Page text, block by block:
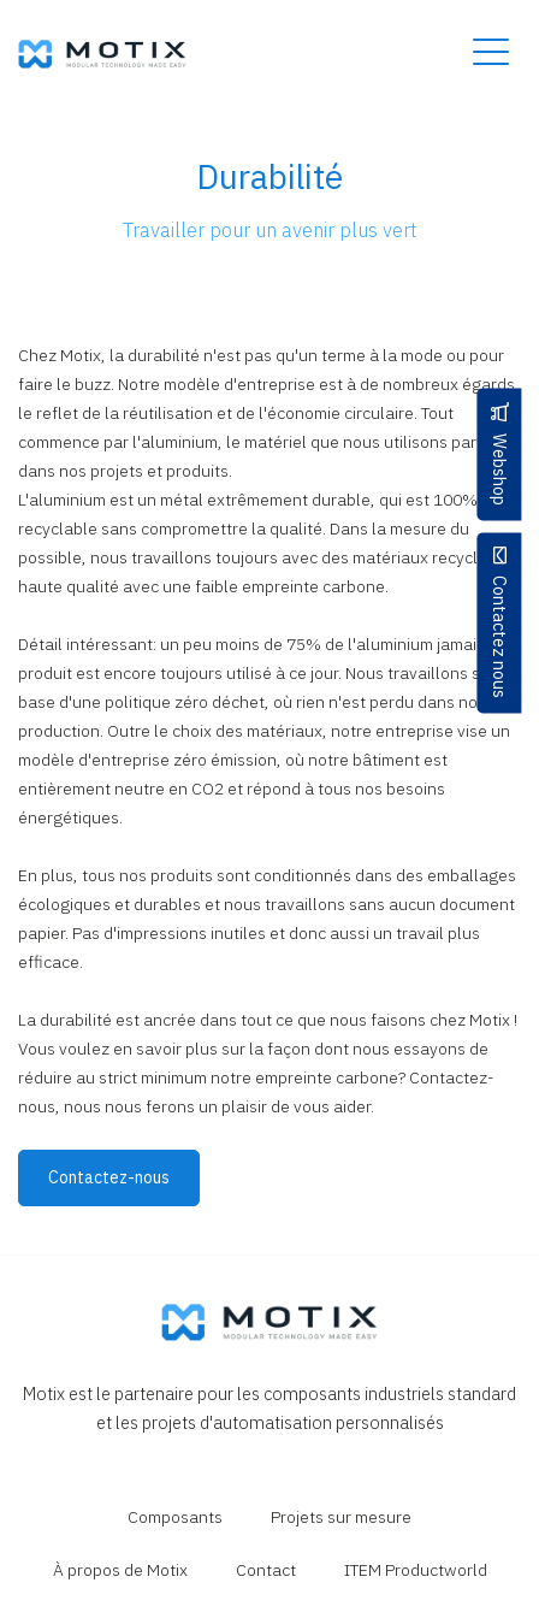
Webshop
Contactez nous
Durabilité
Travailler pour un avenir plus vert
Chez Motix, la durabilité n'est pas qu'un terme à la mode ou pour
faire le buzz. Notre modèle d'entreprise est à de nombreux égards
le reflet de la réutilisation et de l'économie circulaire. Tout
commence par l'aluminium, le matériel que nous utilisons partout
dans nos projets et produits.
L'aluminium est un métal extrêmement durable, qui est 100%
recyclable sans compromettre la qualité. Dans la mesure du
possible, nous travaillons toujours avec des matériaux recyclés de
haute qualité avec une faible empreinte carbone.
Détail intéressant: un peu moins de 75% de l'aluminium jamais
produit est encore toujours utilisé à ce jour. Nous travaillons sur la
base d'une politique zéro déchet, où rien n'est perdu dans notre
production. Outre le choix des matériaux, notre entreprise vise un
modèle d'entreprise zéro émission, où notre bâtiment est
entièrement neutre en CO2 et répond à tous nos besoins
énergétiques.
En plus, tous nos produits sont conditionnés dans des emballages
écologiques et durables et nous travaillons sans aucun document
papier. Pas d'impressions inutiles et donc aussi un travail plus
efficace.
La durabilité est ancrée dans tout ce que nous faisons chez Motix !
Vous voulez en savoir plus sur la façon dont nous essayons de
réduire au strict minimum notre empreinte carbone? Contactez-
nous, nous nous ferons un plaisir de vous aider.
Contactez-nous
Motix est le partenaire pour les composants industriels standard
et les projets d'automatisation personnalisés
Composants Projets sur mesure
À propos de Motix Contact ITEM Productworld